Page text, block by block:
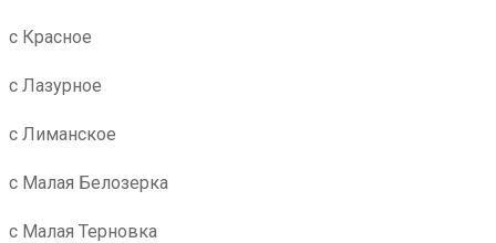
с Красное
с Лазурное
с Лиманское
с Малая Белозерка
с Малая Терновка